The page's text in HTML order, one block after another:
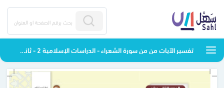
تفسير الآيات من من سورة الشعراء - الدراسات الإسلامية 2 - ثاني متوسط